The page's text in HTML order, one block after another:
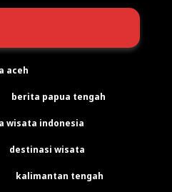
aceh
berita papua tengah
wisata indonesia
destinasi wisata
kalimantan tengah